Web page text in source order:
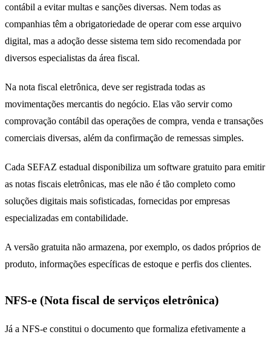
contábil a evitar multas e sanções diversas. Nem todas as
companhias têm a obrigatoriedade de operar com esse arquivo
digital, mas a adoção desse sistema tem sido recomendada por
diversos especialistas da área fiscal.
Na nota fiscal eletrônica, deve ser registrada todas as
movimentações mercantis do negócio. Elas vão servir como
comprovação contábil das operações de compra, venda e transações
comerciais diversas, além da confirmação de remessas simples.
Cada SEFAZ estadual disponibiliza um software gratuito para emitir
as notas fiscais eletrônicas, mas ele não é tão completo como
soluções digitais mais sofisticadas, fornecidas por empresas
especializadas em contabilidade.
A versão gratuita não armazena, por exemplo, os dados próprios de
produto, informações específicas de estoque e perfis dos clientes.
NFS-e (Nota fiscal de serviços eletrônica)
Já a NFS-e constitui o documento que formaliza efetivamente a